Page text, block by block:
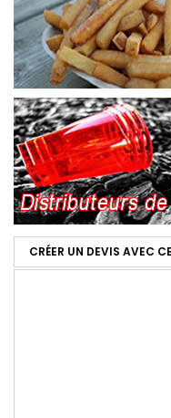
CRÉER UN DEVIS AVEC